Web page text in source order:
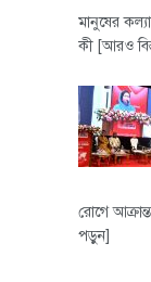
মানুষের
কী [আরও
রোগে
পড়ুন]